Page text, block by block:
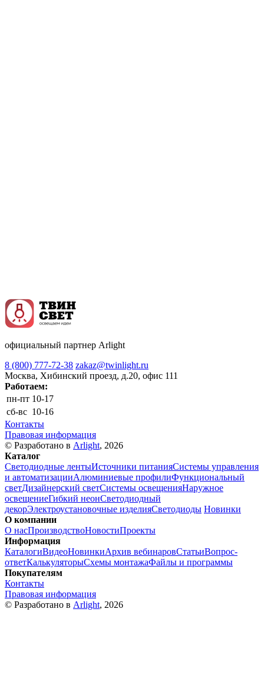
официальный партнер Arlight
8 (800) 777-72-38 zakaz@twinlight.ru
Москва, Хибинский проезд, д.20, офис 111
Работаем:
пн-пт 10-17
сб-вс 10-16
Контакты
Правовая информация
© Разработано в Arlight, 2026
Каталог
Светодиодные лентыИсточники питанияСистемы управления
и автоматизацииАлюминиевые профилиФункциональный
светДизайнерский светСистемы освещенияНаружное
освещениеГибкий неонСветодиодный
декорЭлектроустановочные изделияСветодиоды Новинки
О компании
О насПроизводствоНовостиПроекты
Информация
КаталогиВидеоНовинкиАрхив вебинаровСтатьиВопрос-
ответКалькуляторыСхемы монтажаФайлы и программы
Покупателям
Контакты
Правовая информация
© Разработано в Arlight, 2026